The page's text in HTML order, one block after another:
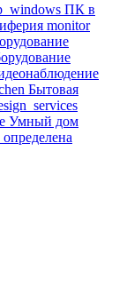
ПК в
monitor
Бытовая
Умный дом